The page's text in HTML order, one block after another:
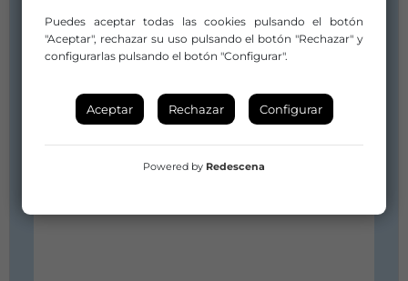
Puedes aceptar todas las cookies pulsando el botón
"Aceptar", rechazar su uso pulsando el botón "Rechazar" y
configurarlas pulsando el botón "Configurar".
Aceptar Rechazar Configurar
Powered by Redescena